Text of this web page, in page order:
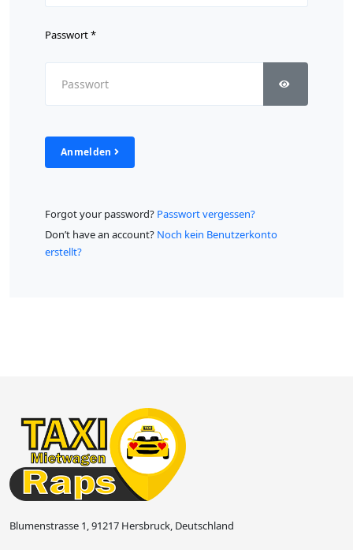
Passwort*
Anmelden
Forgot your password? Passwort vergessen?
Don’t have an account? Noch kein Benutzerkonto
erstellt?
Blumenstrasse 1, 91217 Hersbruck, Deutschland